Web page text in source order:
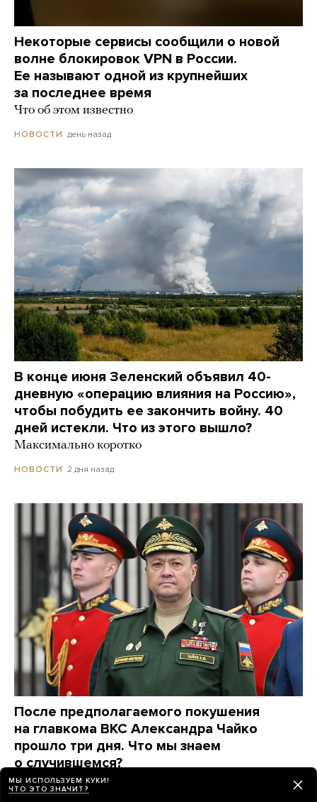
Некоторые сервисы сообщили о новой
волне блокировок VPN в России.
Ее называют одной из крупнейших
за последнее время
Что об этом известно
НОВОСТИ день назад
В конце июня Зеленский объявил 40-
дневную «операцию влияния на Россию»,
чтобы побудить ее закончить войну. 40
дней истекли. Что из этого вышло?
Максимально коротко
НОВОСТИ 2 дня назад
После предполагаемого покушения
на главкома ВКС Александра Чайко
прошло три дня. Что мы знаем
о случившемся?
Похоже, сам генерал жив, но его дочь пострадала,
а зять мог погибнуть
МЫ ИСПОЛЬЗУЕМ КУКИ!
ЧТО ЭТО ЗНАЧИТ?